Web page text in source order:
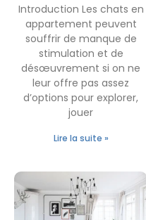
Introduction Les chats en
appartement peuvent
souffrir de manque de
stimulation et de
désœuvrement si on ne
leur offre pas assez
d’options pour explorer,
jouer
Lire la suite »